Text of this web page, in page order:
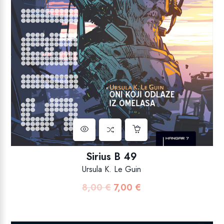
Sirius B 49
Ursula K. Le Guin
8,00€ Izvorna
7,00 €